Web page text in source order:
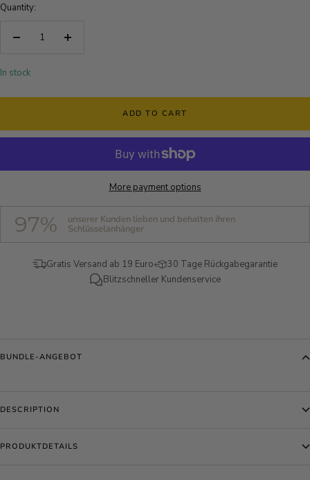
Quantity:
Decrease
Increase
In stock
ADD TO CART
More payment options
97% unserer Kunden lieben und behalten ihren
Schlüsselanhänger
Gratis Versand ab 19 Euro
30 Tage Rückgabegarantie
Blitzschneller Kundenservice
BUNDLE-ANGEBOT
DESCRIPTION
PRODUKTDETAILS